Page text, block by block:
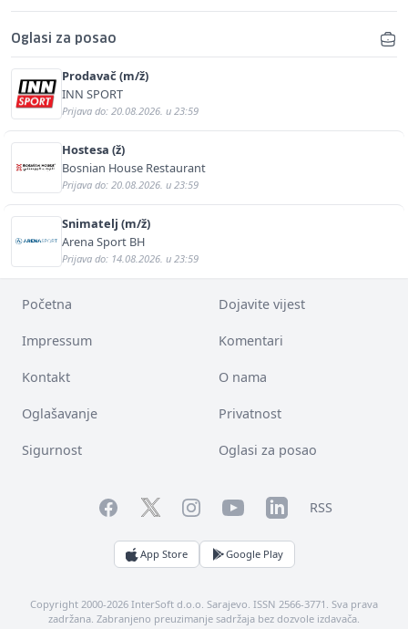
Oglasi za posao
Prodavač (m/ž)
INN SPORT
Prijava do: 20.08.2026. u 23:59
Hostesa (ž)
Bosnian House Restaurant
Prijava do: 20.08.2026. u 23:59
Snimatelj (m/ž)
Arena Sport BH
Prijava do: 14.08.2026. u 23:59
Početna Dojavite vijest
Impressum Komentari
Kontakt O nama
Oglašavanje Privatnost
Sigurnost Oglasi za posao
FacebookTwitterInstagramYouTubeLinkedInRSS
App Store Google Play
Copyright 2000-2026 InterSoft d.o.o. Sarajevo. ISSN 2566-3771. Sva prava
zadržana. Zabranjeno preuzimanje sadržaja bez dozvole izdavača.